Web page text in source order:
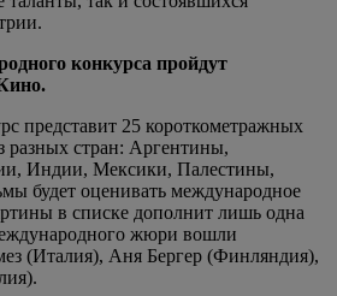
конкурса пройдут
представит 25 короткометражных
разных стран: Аргентины,
Индии, Мексики, Палестины,
будет оценивать международное
в списке дополнит лишь одна
жюри вошли
(Италия), Аня Бергер (Финляндия),